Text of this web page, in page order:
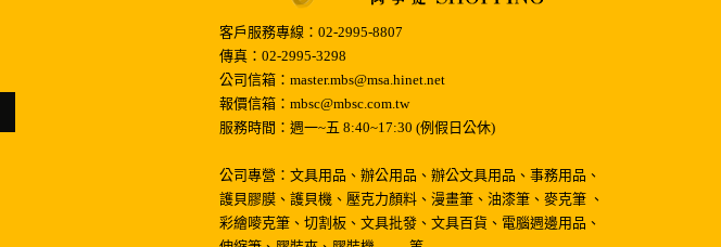
客戶服務專線：02-2995-8807
傳真：02-2995-3298
公司信箱：master.mbs@msa.hinet.net
報價信箱：mbsc@mbsc.com.tw
服務時間：週一~五 8:40~17:30 (例假日公休)
公司專營：文具用品、辦公用品、辦公文具用品、事務用品、
護貝膠膜、護貝機、壓克力顏料、漫畫筆、油漆筆、麥克筆 、
彩繪嘜克筆、切割板、文具批發、文具百貨、電腦週邊用品、